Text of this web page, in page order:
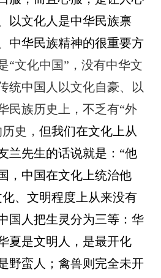
以文化人是中华民族禀
中华民族精神的很重要方
“文化中国”，没有中华文
统中国人以文化自豪、以
民族历史上，不乏有“外
史， 但我们在文化上从
兰先生的话说就是：“他
，中国在文化上统治他
、文明程度上从来没有
国人把生灵分为三等：华
夏是文明人，是最开化
野蛮人；禽兽则完全未开